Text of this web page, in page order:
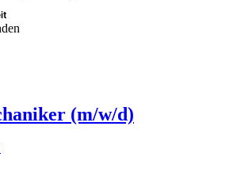
(m/w/d)